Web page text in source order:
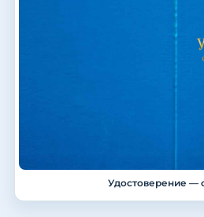
Удостоверение —